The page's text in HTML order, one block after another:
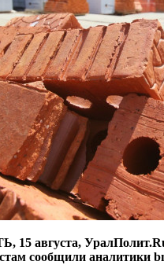
УралПолит.Ru. В
сообщили аналитики